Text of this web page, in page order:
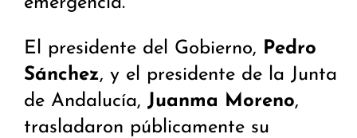
El presidente del Gobierno, Pedro
Sánchez, y el presidente de la Junta
de Andalucía, Juanma Moreno,
trasladaron públicamente su